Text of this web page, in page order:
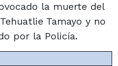
la muerte del
Tamayo y no
por la Policía.